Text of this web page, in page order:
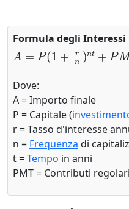
Formula degli Interessi
A=P(1+r n)nt+PMT[(1
Dove:
A = Importo finale
P = Capitale (
r = Tasso d'interesse
n = Frequenza di
t =Tempo in anni
PMT = Contributi